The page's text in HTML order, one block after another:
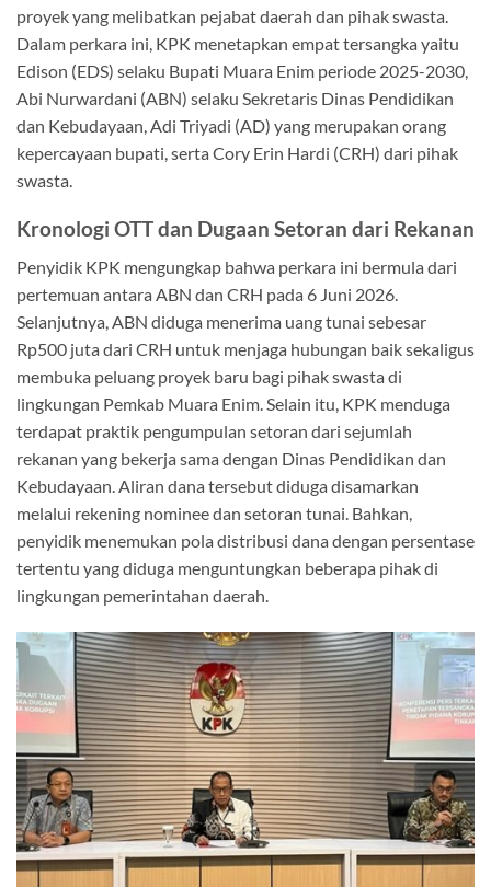
proyek yang melibatkan pejabat daerah dan pihak swasta.
Dalam perkara ini, KPK menetapkan empat tersangka yaitu
Edison (EDS) selaku Bupati Muara Enim periode 2025-2030,
Abi Nurwardani (ABN) selaku Sekretaris Dinas Pendidikan
dan Kebudayaan, Adi Triyadi (AD) yang merupakan orang
kepercayaan bupati, serta Cory Erin Hardi (CRH) dari pihak
swasta.
Kronologi OTT dan Dugaan Setoran dari Rekanan
Penyidik KPK mengungkap bahwa perkara ini bermula dari
pertemuan antara ABN dan CRH pada 6 Juni 2026.
Selanjutnya, ABN diduga menerima uang tunai sebesar
Rp500 juta dari CRH untuk menjaga hubungan baik sekaligus
membuka peluang proyek baru bagi pihak swasta di
lingkungan Pemkab Muara Enim. Selain itu, KPK menduga
terdapat praktik pengumpulan setoran dari sejumlah
rekanan yang bekerja sama dengan Dinas Pendidikan dan
Kebudayaan. Aliran dana tersebut diduga disamarkan
melalui rekening nominee dan setoran tunai. Bahkan,
penyidik menemukan pola distribusi dana dengan persentase
tertentu yang diduga menguntungkan beberapa pihak di
lingkungan pemerintahan daerah.